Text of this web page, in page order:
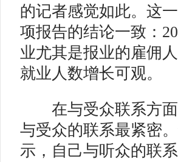
的记者感觉如此。这
项报告的结论一致：
业尤其是报业的雇佣
就业人数增长可观。
在与受众联系方面
与受众的联系最紧密
示，自己与听众的联